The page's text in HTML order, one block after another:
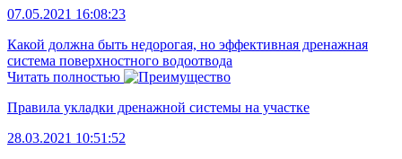
07.05.2021 16:08:23
Какой должна быть недорогая, но эффективная дренажная
система поверхностного водоотвода
Читать полностью
Правила укладки дренажной системы на участке
28.03.2021 10:51:52